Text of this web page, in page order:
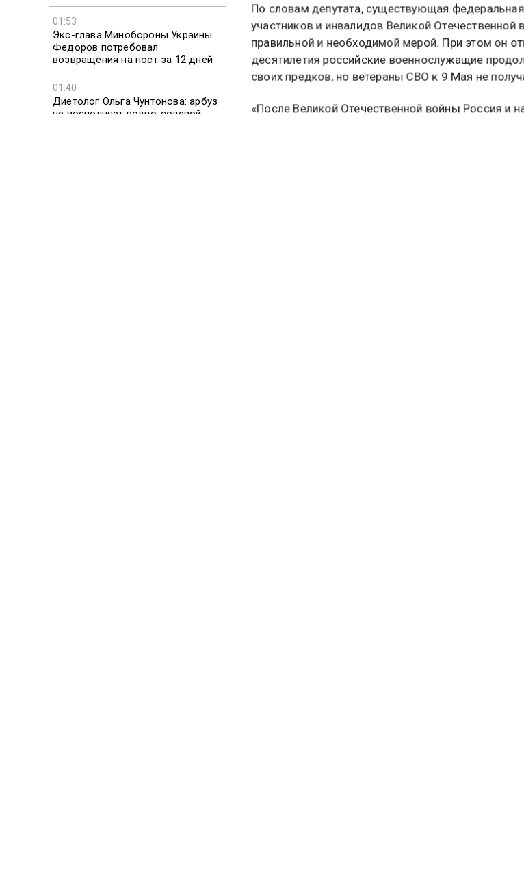
01:53
Экс-глава Минобороны Украины
Федоров потребовал
возвращения на пост за 12 дней
01:40
Диетолог Ольга Чунтонова: арбуз
не восполняет водно-солевой
По словам депутата, существующая
участников и инвалидов Великой Отечественной
правильной и необходимой мерой. При этом он
десятилетия российские военнослужащие